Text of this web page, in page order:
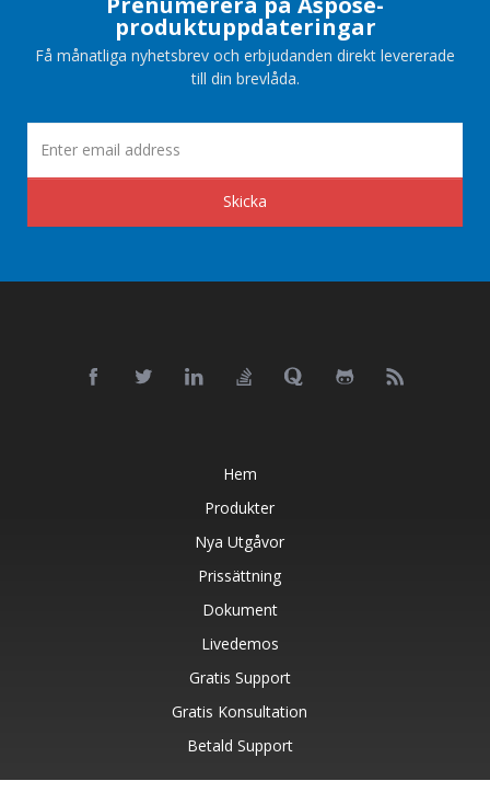
produktuppdateringar
Få månatliga nyhetsbrev och erbjudanden direkt levererade
till din brevlåda.
Skicka
Hem
Produkter
Nya Utgåvor
Prissättning
Dokument
Livedemos
Gratis Support
Gratis Konsultation
Betald Support